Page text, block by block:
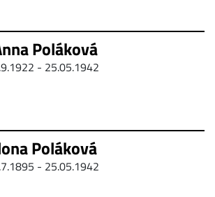
Poláková
- 25.05.1942
Poláková
- 25.05.1942